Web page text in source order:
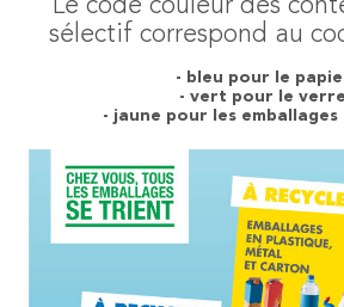
Le code couleur des
sélectif correspond au
- bleu pour le
- vert pour le
- jaune pour les emballages